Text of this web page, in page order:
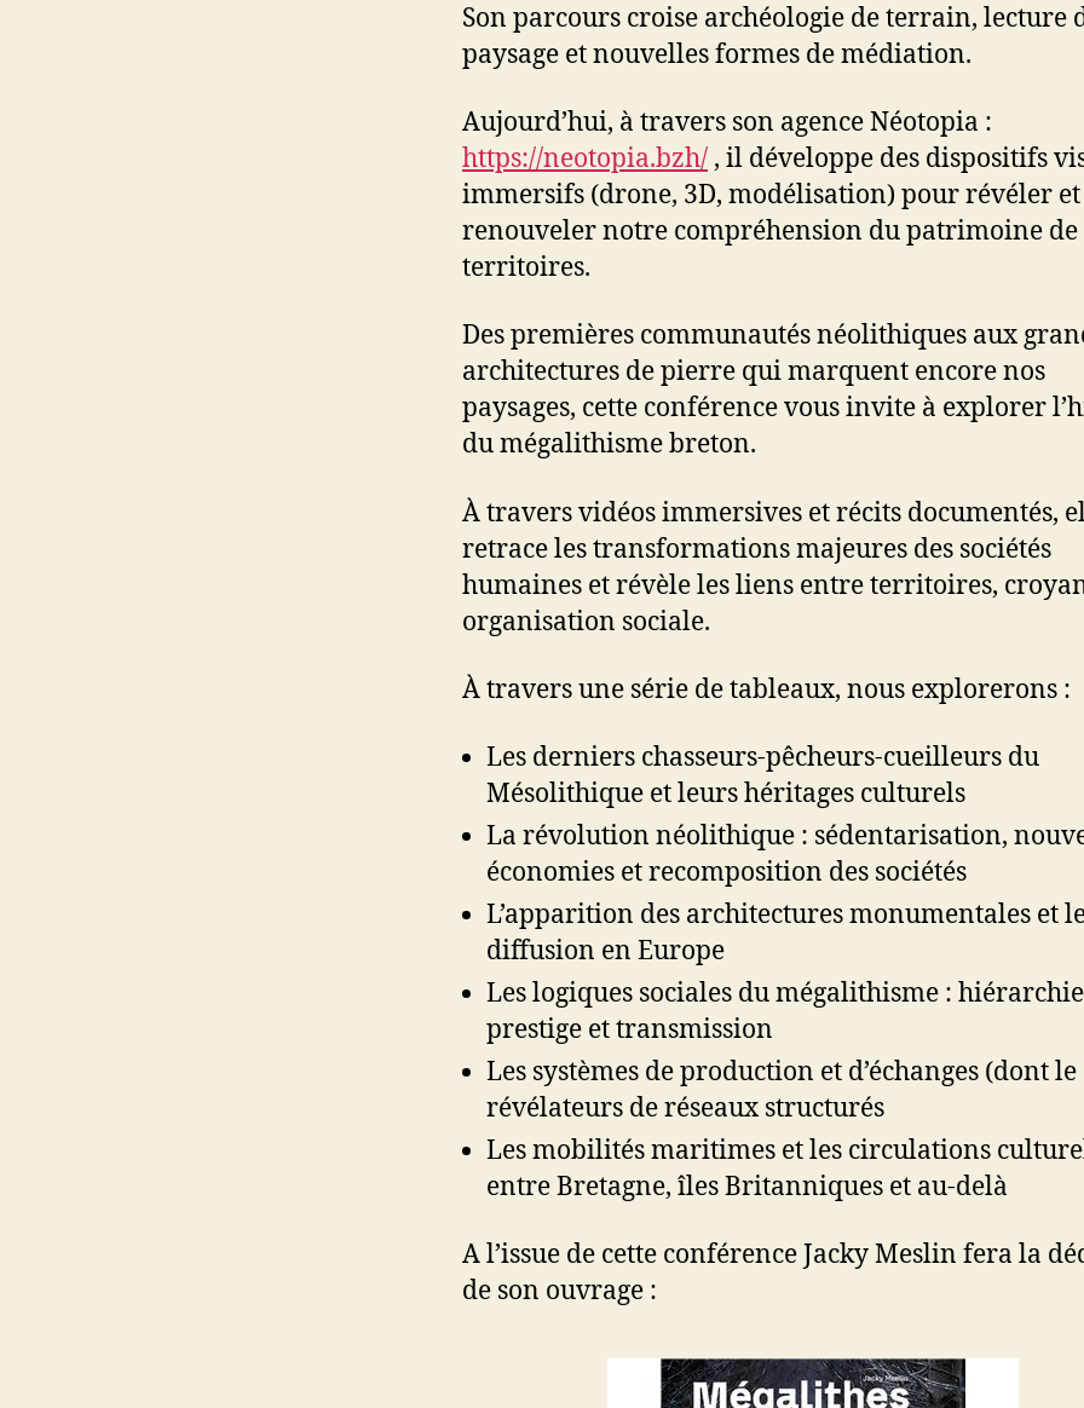
Son parcours croise archéologie de terrain, lecture
paysage et nouvelles formes de médiation.
Aujourd’hui, à travers son agence Néotopia :
https://neotopia.bzh/ , il développe des dispositifs
immersifs (drone, 3D, modélisation) pour révéler et
renouveler notre compréhension du patrimoine de
territoires.
Des premières communautés néolithiques aux
architectures de pierre qui marquent encore nos
paysages, cette conférence vous invite à explorer
du mégalithisme breton.
À travers vidéos immersives et récits documentés,
retrace les transformations majeures des sociétés
humaines et révèle les liens entre territoires,
organisation sociale.
À travers une série de tableaux, nous explorerons :
Les derniers chasseurs-pêcheurs-cueilleurs du
Mésolithique et leurs héritages culturels
La révolution néolithique : sédentarisation,
économies et recomposition des sociétés
L’apparition des architectures monumentales et
diffusion en Europe
Les logiques sociales du mégalithisme :
prestige et transmission
Les systèmes de production et d’échanges (dont le
révélateurs de réseaux structurés
Les mobilités maritimes et les circulations
entre Bretagne, îles Britanniques et au-delà
A l’issue de cette conférence Jacky Meslin fera la
de son ouvrage :